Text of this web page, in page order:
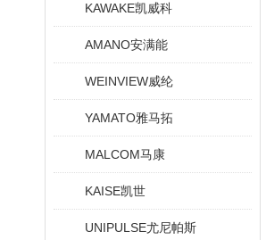
KAWAKE凯威科
AMANO安满能
WEINVIEW威纶
YAMATO雅马拓
MALCOM马康
KAISE凯世
UNIPULSE尤尼帕斯